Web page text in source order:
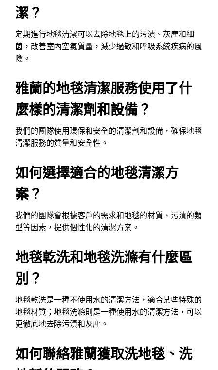
潔？
定期進行地毯清潔可以去除地毯上的污漬、灰塵和細
菌，改善室內空氣質量，減少過敏和呼吸系統疾病的風
險。
雅蘭的地毯清潔服務使用了什
麼樣的清潔劑和設備？
我們的團隊使用環保和安全的清潔劑和設備，確保地毯
清潔服務的質量和安全性。
如何選擇適合的地毯清潔方
案？
我們的團隊會根據客戶的需求和地毯的材質、污漬的類
型等因素，提供個性化的清潔方案。
地毯乾洗和地毯洗滌有什麼區
別？
地毯乾洗是一種不使用水的清潔方法，適合某些特殊的
地毯材質；地毯洗滌則是一種使用水的清潔方法，可以
更徹底地去除污漬和灰塵。
如何聯絡雅蘭獲取洗地毯、洗